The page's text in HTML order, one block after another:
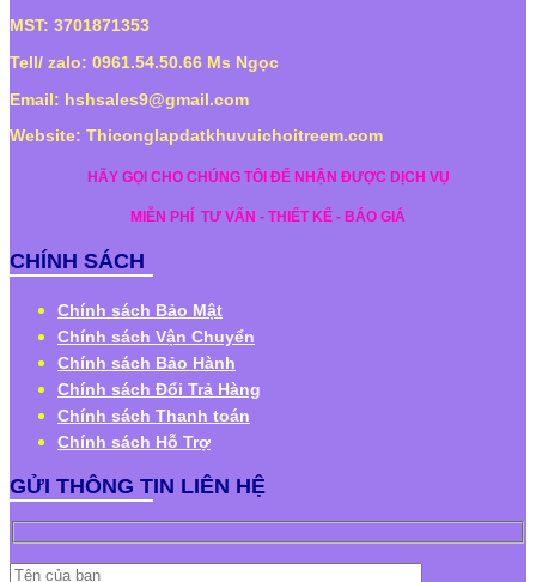
MST: 3701871353
Tell/ zalo: 0961.54.50.66 Ms Ngọc
Email: hshsales9@gmail.com
Website: Thiconglapdatkhuvuichoitreem.com
HÃY GỌI CHO CHÚNG TÔI ĐỂ NHẬN ĐƯỢC DỊCH VỤ
MIỄN PHÍ TƯ VẤN - THIẾT KẾ - BÁO GIÁ
CHÍNH SÁCH
Chính sách Bảo Mật
Chính sách Vận Chuyển
Chính sách Bảo Hành
Chính sách Đổi Trả Hàng
Chính sách Thanh toán
Chính sách Hỗ Trợ
GỬI THÔNG TIN LIÊN HỆ